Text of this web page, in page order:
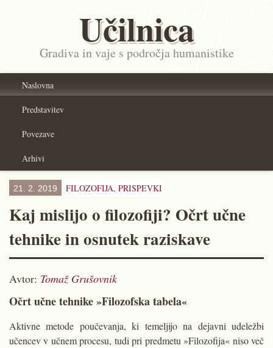
Učilnica
Gradiva in vaje s področja humanistike
Naslovna
Predstavitev
Povezave
Arhivi
21. 2. 2019 FILOZOFIJA, PRISPEVKI
Kaj mislijo o filozofiji? Očrt učne
tehnike in osnutek raziskave
Avtor: Tomaž Grušovnik
Očrt učne tehnike »Filozofska tabela«
Aktivne metode poučevanja, ki temeljijo na dejavni udeležbi
učencev v učnem procesu, tudi pri predmetu »Filozofija« niso več